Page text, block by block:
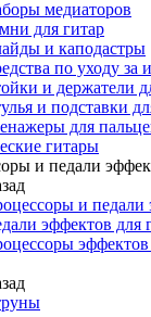
медиаторов
для гитар
и каподастры
по уходу за
и держатели
и подставки
для
гитары
и педали
и педали
эффектов для
эффектов